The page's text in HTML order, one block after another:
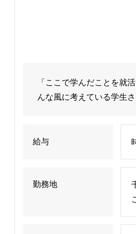
「ここで学んだことを就
んな風に考えている学生
給与
勤務地